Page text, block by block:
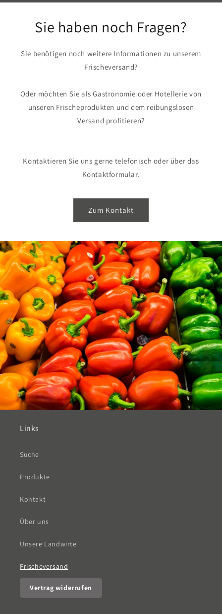
Sie haben noch Fragen?
Sie benötigen noch weitere Informationen zu unserem
Frischeversand?
Oder möchten Sie als Gastronomie oder Hotellerie von
unseren Frischeprodukten und dem reibungslosen
Versand profitieren?
Kontaktieren Sie uns gerne telefonisch oder über das
Kontaktformular.
Zum Kontakt
Links
Suche
Produkte
Kontakt
Über uns
Unsere Landwirte
Frischeversand
Vertrag widerrufen